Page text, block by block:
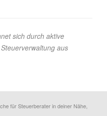
sich durch aktive
aus
für Steuerberater in deiner Nähe,